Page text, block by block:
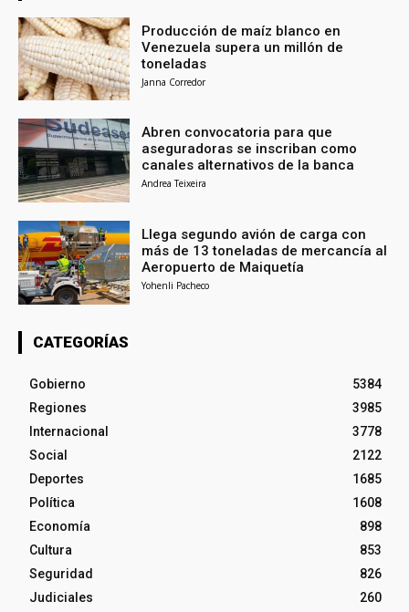
Producción de maíz blanco en
Venezuela supera un millón de
toneladas
Janna Corredor
Abren convocatoria para que
aseguradoras se inscriban como
canales alternativos de la banca
Andrea Teixeira
Llega segundo avión de carga con
más de 13 toneladas de mercancía al
Aeropuerto de Maiquetía
Yohenli Pacheco
CATEGORÍAS
Gobierno
5384
Regiones
3985
Internacional
3778
Social
2122
Deportes
1685
Política
1608
Economía
898
Cultura
853
Seguridad
826
Judiciales
260